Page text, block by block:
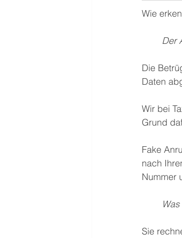
Wie
Der
Die
Daten
Wir bei
Grund
Fake
nach
Nummer
Sie